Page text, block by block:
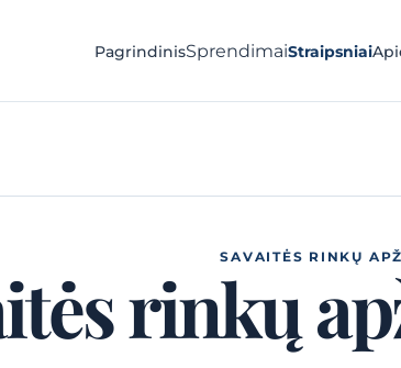
PagrindinisSprendimaiStraipsniai
SAVAITĖS RINKŲ
rinkų